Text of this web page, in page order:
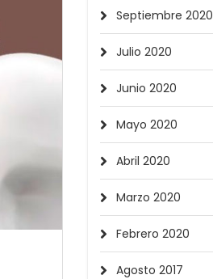
Septiembre 2020
Julio 2020
Junio 2020
Mayo 2020
Abril 2020
Marzo 2020
Febrero 2020
Agosto 2017